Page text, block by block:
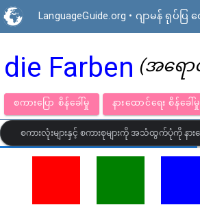
LanguageGuide.org • ဂျာမန် ရုပ်ပြ
die Farben (အရော
စကားပြော စိန်ခေါ်မှု နားထောင်ရေး စိ
စကားလုံးများနှင့် စကားစုများကို အသံထွက်ပုံကို နား